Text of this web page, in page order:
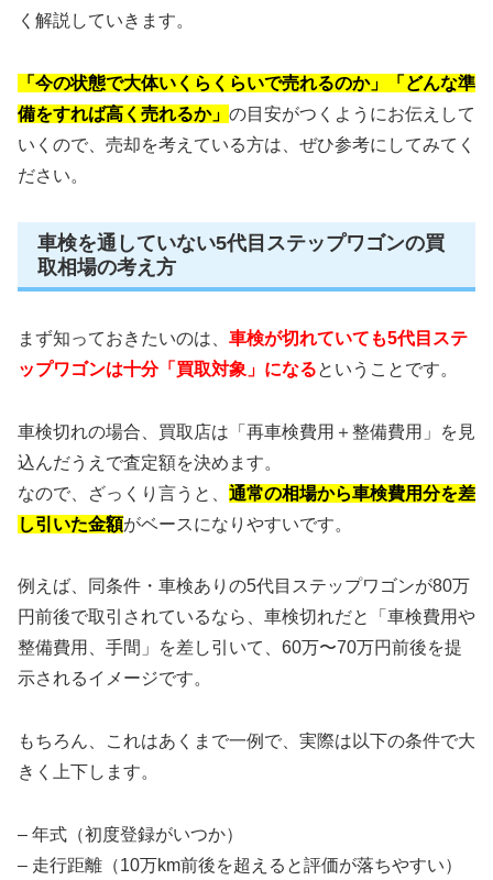
く解説していきます。
「今の状態で大体いくらくらいで売れるのか」「どんな準
備をすれば高く売れるか」 の目安がつくようにお伝えして
いくので、売却を考えている方は、ぜひ参考にしてみてく
ださい。
車検を通していない5代目ステップワゴンの買
取相場の考え方
まず知っておきたいのは、 車検が切れていても5代目ステ
ップワゴンは十分「買取対象」になるということです。
車検切れの場合、買取店は「再車検費用＋整備費用」を見
込んだうえで査定額を決めます。
なので、ざっくり言うと、 通常の相場から車検費用分を差
し引いた金額がベースになりやすいです。
例えば、同条件・車検ありの5代目ステップワゴンが80万
円前後で取引されているなら、車検切れだと「車検費用や
整備費用、手間」を差し引いて、60万〜70万円前後を提
示されるイメージです。
もちろん、これはあくまで一例で、実際は以下の条件で大
きく上下します。
– 年式（初度登録がいつか）
– 走行距離（10万km前後を超えると評価が落ちやすい）